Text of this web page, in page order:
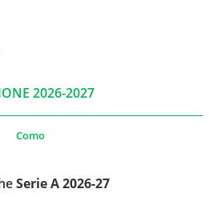
2026-2027
Como
Serie A 2026-27